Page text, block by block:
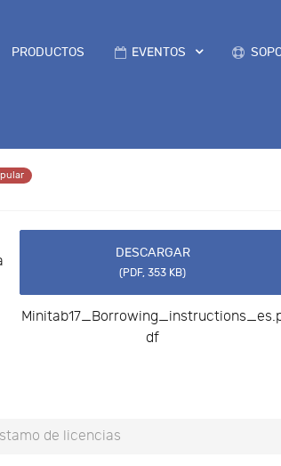
PRODUCTOS EVENTOS
DESCARGAR
(PDF,353 KB)
df
de licencias